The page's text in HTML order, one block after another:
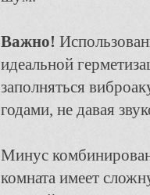
Важно!
идеальной
заполняться
годами, не давая
Минус
комната имеет